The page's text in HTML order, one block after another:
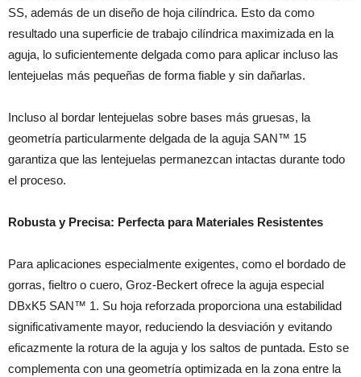
SS, además de un diseño de hoja cilíndrica. Esto da como
resultado una superficie de trabajo cilíndrica maximizada en la
aguja, lo suficientemente delgada como para aplicar incluso las
lentejuelas más pequeñas de forma fiable y sin dañarlas.
Incluso al bordar lentejuelas sobre bases más gruesas, la
geometría particularmente delgada de la aguja SAN™ 15
garantiza que las lentejuelas permanezcan intactas durante todo
el proceso.
Robusta y Precisa: Perfecta para Materiales Resistentes
Para aplicaciones especialmente exigentes, como el bordado de
gorras, fieltro o cuero, Groz-Beckert ofrece la aguja especial
DBxK5 SAN™ 1. Su hoja reforzada proporciona una estabilidad
significativamente mayor, reduciendo la desviación y evitando
eficazmente la rotura de la aguja y los saltos de puntada. Esto se
complementa con una geometría optimizada en la zona entre la